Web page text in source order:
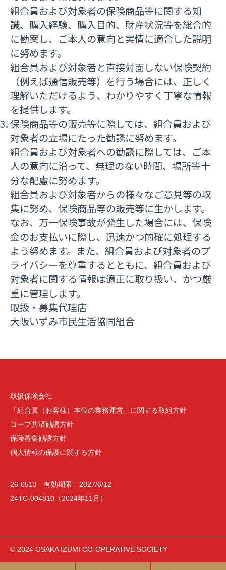
組合員および対象者の保険商品等に関する知
識、購入経験、購入目的、財産状況等を総合的
に勘案し、ご本人の意向と実情に適合した説明
に努めます。
組合員および対象者と直接対面しない保険契約
（例えば通信販売等）を行う場合には、正しく
理解いただけるよう、わかりやすく丁寧な情報
を提供します。
保険商品等の販売等に際しては、組合員および
対象者の立場にたった勧誘に努めます。
組合員および対象者への勧誘に際しては、ご本
人の意向に沿って、無理のない時間、場所等十
分な配慮に努めます。
組合員および対象者からの様々なご意見等の収
集に努め、保険商品等の販売等に生かします。
なお、万一保険事故が発生した場合には、保険
金のお支払いに際し、迅速かつ的確に処理する
よう努めます。また、組合員および対象者のプ
ライバシーを尊重するとともに、組合員および
対象者に関する情報は適正に取り扱い、かつ厳
重に管理します。
取扱・募集代理店
大阪いずみ市民生活協同組合
取扱保険会社
「組合員（お客様）本位の業務運営」に関する取組方針
コープ共済勧誘方針
保険募集勧誘方針
個人情報の保護に関する方針
26-0513 有効期限 2027/6/12
24TC-004810（2024年11月）
© 2024 OSAKA IZUMI CO-OPERATIVE SOCIETY